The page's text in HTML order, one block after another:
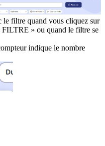
le filtre quand vous cliquez sur
» ou quand le filtre se
indique le nombre